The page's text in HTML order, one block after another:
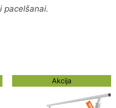
pacelšanai.
Akcija
Original
price
293,91 €.
price
275,76 €.